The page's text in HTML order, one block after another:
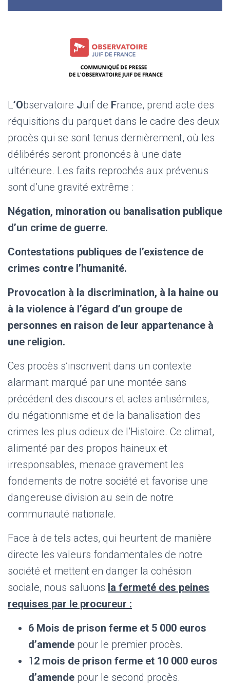
L’Observatoire Juif de France, prend acte des
réquisitions du parquet dans le cadre des deux
procès qui se sont tenus dernièrement, où les
délibérés seront prononcés à une date
ultérieure. Les faits reprochés aux prévenus
sont d’une gravité extrême :
Négation, minoration ou banalisation publique
d’un crime de guerre.
Contestations publiques de l’existence de
crimes contre l’humanité.
Provocation à la discrimination, à la haine ou
à la violence à l’égard d’un groupe de
personnes en raison de leur appartenance à
une religion.
Ces procès s’inscrivent dans un contexte
alarmant marqué par une montée sans
précédent des discours et actes antisémites,
du négationnisme et de la banalisation des
crimes les plus odieux de l’Histoire. Ce climat,
alimenté par des propos haineux et
irresponsables, menace gravement les
fondements de notre société et favorise une
dangereuse division au sein de notre
communauté nationale.
Face à de tels actes, qui heurtent de manière
directe les valeurs fondamentales de notre
société et mettent en danger la cohésion
sociale, nous saluons la fermeté des peines
requises par le procureur :
6 Mois de prison ferme et 5 000 euros
d’amende pour le premier procès.
1 2 mois de prison ferme et 10 000 euros
d’amende pour le second procès.